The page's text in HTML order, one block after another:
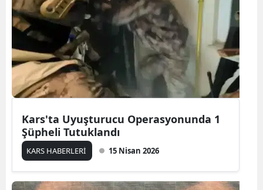
Bolu
Burdur
Bursa
Çanakkale
Diyarbakır
Kars'ta Uyuşturucu Operasyonunda 1
Şüpheli Tutuklandı
KARS HABERLERİ 15 Nisan 2026